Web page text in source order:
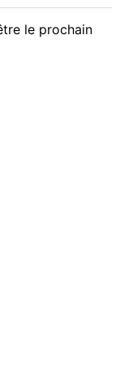
le prochain